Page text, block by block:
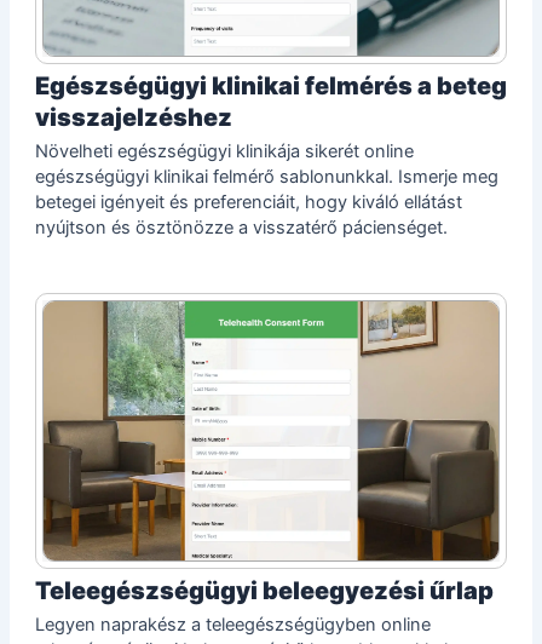
Egészségügyi klinikai felmérés a beteg
visszajelzéshez
Növelheti egészségügyi klinikája sikerét online
egészségügyi klinikai felmérő sablonunkkal. Ismerje meg
betegei igényeit és preferenciáit, hogy kiváló ellátást
nyújtson és ösztönözze a visszatérő pácienséget.
Teleegészségügyi beleegyezési űrlap
Legyen naprakész a teleegészségügyben online